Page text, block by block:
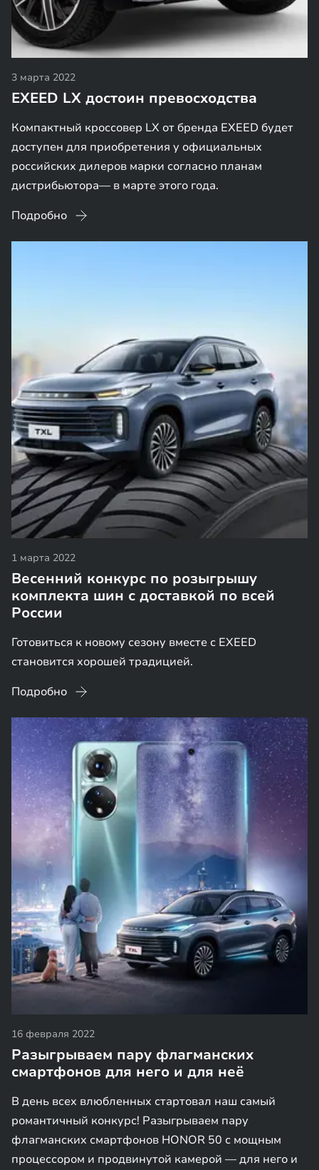
3 марта 2022
EXEED LX достоин превосходства
Компактный кроссовер LX от бренда EXEED будет
доступен для приобретения у официальных
российских дилеров марки согласно планам
дистрибьютора— в марте этого года.
Подробно
1 марта 2022
Весенний конкурс по розыгрышу
комплекта шин с доставкой по всей
России
Готовиться к новому сезону вместе с EXEED
становится хорошей традицией.
Подробно
16 февраля 2022
Разыгрываем пару флагманских
смартфонов для него и для неё
В день всех влюбленных стартовал наш самый
романтичный конкурс! Разыгрываем пару
флагманских смартфонов HONOR 50 с мощным
процессором и продвинутой камерой — для него и